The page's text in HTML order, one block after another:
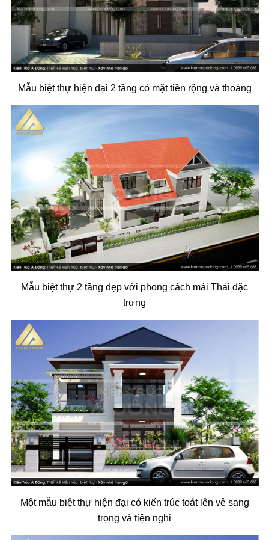
Mẫu biệt thự hiện đại 2 tầng có mặt tiền rộng và thoáng
Mẫu biệt thự 2 tầng đẹp với phong cách mái Thái đặc
trưng
Một mẫu biệt thự hiện đại có kiến trúc toát lên vẻ sang
trọng và tiện nghi